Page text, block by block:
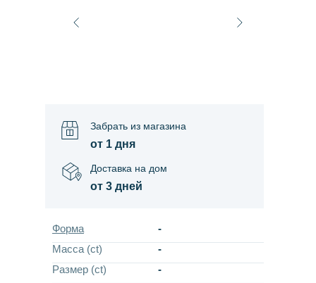
от 3 дней
Доставка на дом
от 1 дня
Забрать из магазина
Форма
-
Масса (ct)
-
Размер (ct)
-